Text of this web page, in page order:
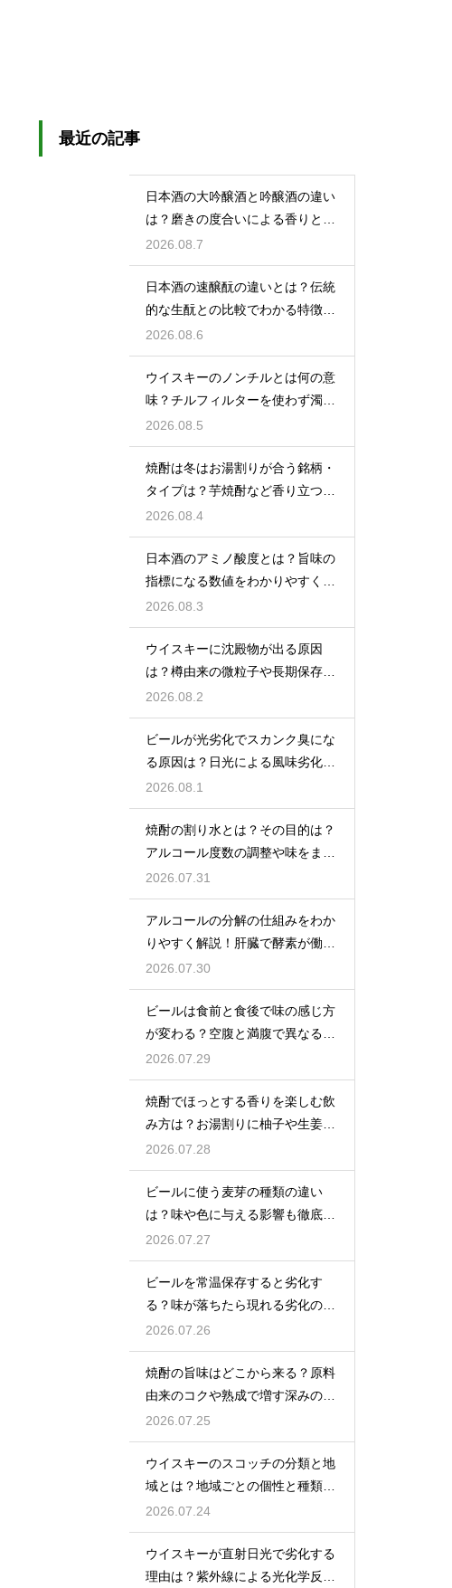
最近の記事
日本酒の大吟醸酒と吟醸酒の違い
は？磨きの度合いによる香りと味
の差を解説
2026.08.7
日本酒の速醸酛の違いとは？伝統
的な生酛との比較でわかる特徴を
解説
2026.08.6
ウイスキーのノンチルとは何の意
味？チルフィルターを使わず濁り
をあえて残す製法
2026.08.5
焼酎は冬はお湯割りが合う銘柄・
タイプは？芋焼酎など香り立つ本
格焼酎で体が温まる
2026.08.4
日本酒のアミノ酸度とは？旨味の
指標になる数値をわかりやすく解
説
2026.08.3
ウイスキーに沈殿物が出る原因
は？樽由来の微粒子や長期保存で
成分が析出するため
2026.08.2
ビールが光劣化でスカンク臭にな
る原因は？日光による風味劣化を
解説
2026.08.1
焼酎の割り水とは？その目的は？
アルコール度数の調整や味をまろ
やかにする効果を解説
2026.07.31
アルコールの分解の仕組みをわか
りやすく解説！肝臓で酵素が働き
アセトアルデヒドに変化して無害
化
2026.07.30
ビールは食前と食後で味の感じ方
が変わる？空腹と満腹で異なる味
覚の感じ方を解説
2026.07.29
焼酎でほっとする香りを楽しむ飲
み方は？お湯割りに柚子や生姜を
加えてリラックス効果を実感
2026.07.28
ビールに使う麦芽の種類の違い
は？味や色に与える影響も徹底解
説
2026.07.27
ビールを常温保存すると劣化す
る？味が落ちたら現れる劣化のサ
インを解説
2026.07.26
焼酎の旨味はどこから来る？原料
由来のコクや熟成で増す深みの秘
密を解説
2026.07.25
ウイスキーのスコッチの分類と地
域とは？地域ごとの個性と種類を
解説
2026.07.24
ウイスキーが直射日光で劣化する
理由は？紫外線による光化学反応